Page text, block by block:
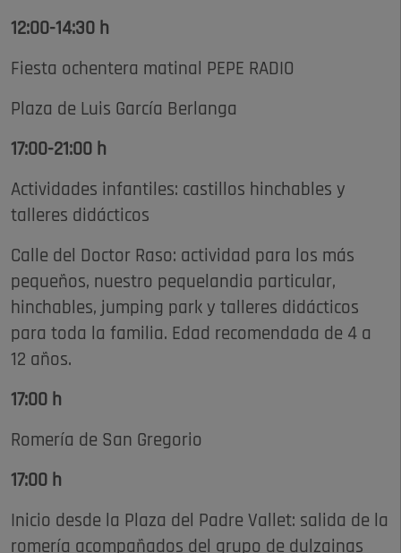
12:00-14:30 h
Fiesta ochentera matinal PEPE RADIO
Plaza de Luis García Berlanga
17:00-21:00 h
Actividades infantiles: castillos hinchables y
talleres didácticos
Calle del Doctor Raso: actividad para los más
pequeños, nuestro pequelandia particular,
hinchables, jumping park y talleres didácticos
para toda la familia. Edad recomendada de 4 a
12 años.
17:00 h
Romería de San Gregorio
17:00 h
Inicio desde la Plaza del Padre Vallet: salida de la
romería acompañados del grupo de dulzainas